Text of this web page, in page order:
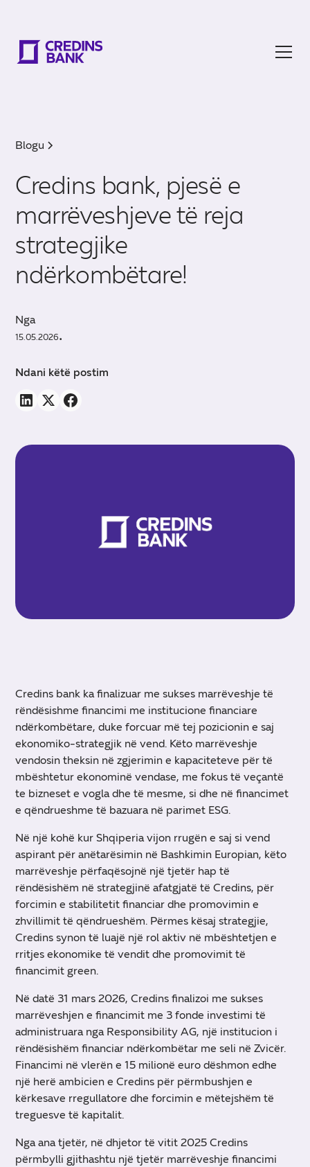
Blogu
Credins bank, pjesë e
marrëveshjeve të reja
strategjike
ndërkombëtare!
Nga
15.05.2026•
Ndani këtë postim
Credins bank ka finalizuar me sukses marrëveshje të
rëndësishme financimi me institucione financiare
ndërkombëtare, duke forcuar më tej pozicionin e saj
ekonomiko-strategjik në vend. Këto marrëveshje
vendosin theksin në zgjerimin e kapaciteteve për të
mbështetur ekonominë vendase, me fokus të veçantë
te bizneset e vogla dhe të mesme, si dhe në financimet
e qëndrueshme të bazuara në parimet ESG.
Në një kohë kur Shqiperia vijon rrugën e saj si vend
aspirant për anëtarësimin në Bashkimin Europian, këto
marrëveshje përfaqësojnë një tjetër hap të
rëndësishëm në strategjinë afatgjatë të Credins, për
forcimin e stabilitetit financiar dhe promovimin e
zhvillimit të qëndrueshëm. Përmes kësaj strategjie,
Credins synon të luajë një rol aktiv në mbështetjen e
rritjes ekonomike të vendit dhe promovimit të
financimit green.
Në datë 31 mars 2026, Credins finalizoi me sukses
marrëveshjen e financimit me 3 fonde investimi të
administruara nga Responsibility AG, një institucion i
rëndësishëm financiar ndërkombëtar me seli në Zvicër.
Financimi në vlerën e 15 milionë euro dëshmon edhe
një herë ambicien e Credins për përmbushjen e
kërkesave rregullatore dhe forcimin e mëtejshëm të
treguesve të kapitalit.
Nga ana tjetër, në dhjetor të vitit 2025 Credins
përmbylli gjithashtu një tjetër marrëveshje financimi